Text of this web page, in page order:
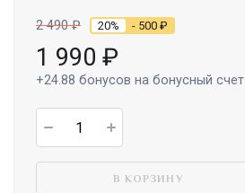
2 490₽ 20% - 500 ₽
1 990 ₽
+24.88 бонусов на бонусный счет
В КОРЗИНУ